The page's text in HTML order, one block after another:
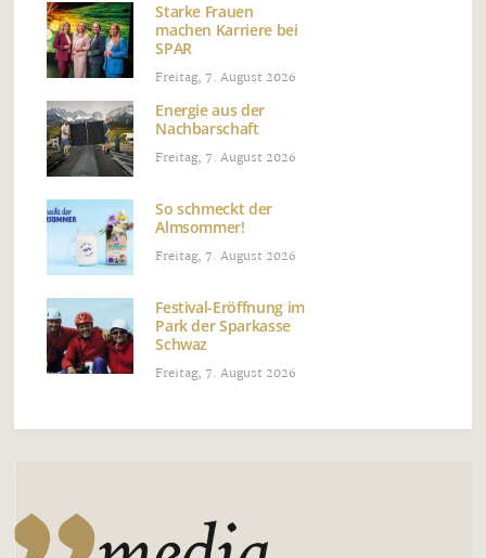
Starke Frauen
machen Karriere bei
SPAR
Freitag, 7. August 2026
Energie aus der
Nachbarschaft
Freitag, 7. August 2026
So schmeckt der
Almsommer!
Freitag, 7. August 2026
Festival-Eröffnung im
Park der Sparkasse
Schwaz
Freitag, 7. August 2026